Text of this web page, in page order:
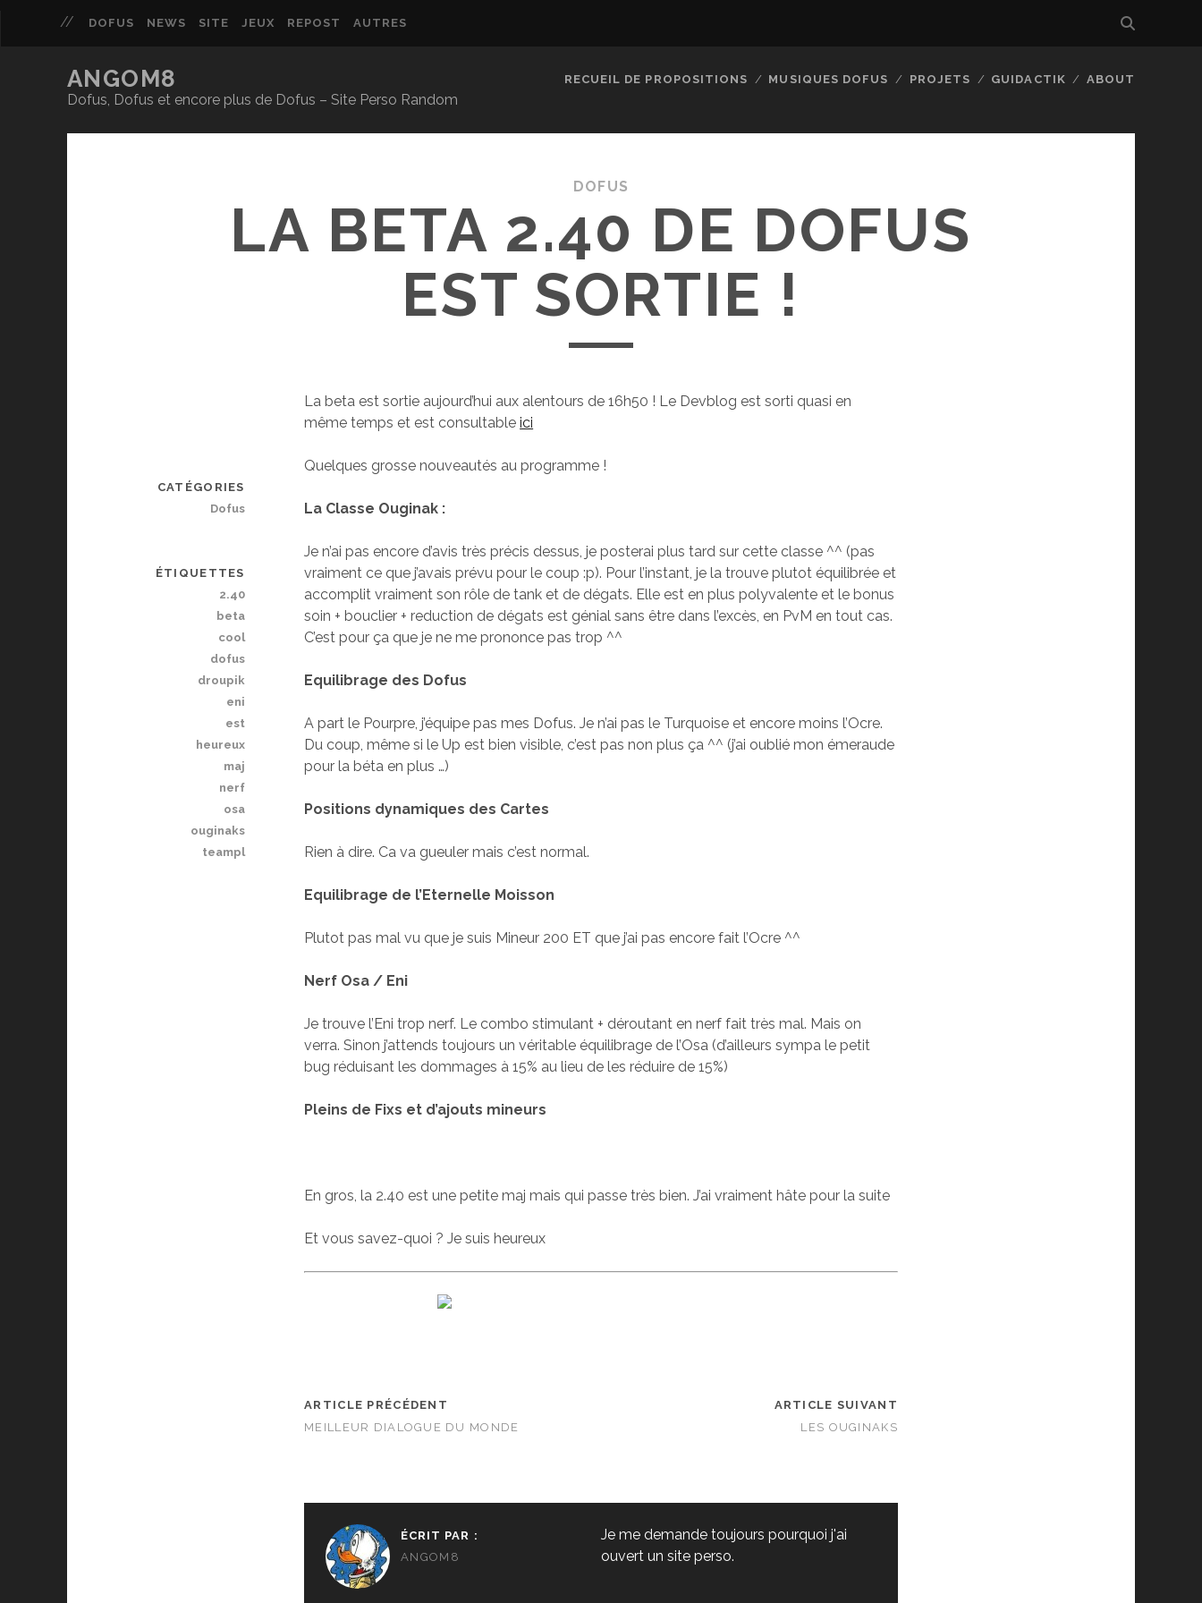
DOFUS NEWS SITE JEUX REPOST AUTRES
ANGOM8
Dofus, Dofus et encore plus de Dofus – Site Perso Random
RECUEIL DE PROPOSITIONS MUSIQUES DOFUS PROJETS GUIDACTIK ABOUT
DOFUS
LA BETA 2.40 DE DOFUS
EST SORTIE !
La beta est sortie aujourd’hui aux alentours de 16h50 ! Le Devblog est sorti quasi en
même temps et est consultableici
Quelques grosse nouveautés au programme !
La Classe Ouginak :
Je n’ai pas encore d’avis très précis dessus, je posterai plus tard sur cette classe ^^ (pas
vraiment ce que j’avais prévu pour le coup :p). Pour l’instant, je la trouve plutot équilibrée et
accomplit vraiment son rôle de tank et de dégats. Elle est en plus polyvalente et le bonus
soin + bouclier + reduction de dégats est génial sans être dans l’excès, en PvM en tout cas.
C’est pour ça que je ne me prononce pas trop ^^
Equilibrage des Dofus
A part le Pourpre, j’équipe pas mes Dofus. Je n’ai pas le Turquoise et encore moins l’Ocre.
Du coup, même si le Up est bien visible, c’est pas non plus ça ^^ (j’ai oublié mon émeraude
pour la béta en plus …)
Positions dynamiques des Cartes
Rien à dire. Ca va gueuler mais c’est normal.
Equilibrage de l’Eternelle Moisson
Plutot pas mal vu que je suis Mineur 200 ET que j’ai pas encore fait l’Ocre ^^
Nerf Osa / Eni
Je trouve l’Eni trop nerf. Le combo stimulant + déroutant en nerf fait très mal. Mais on
verra. Sinon j’attends toujours un véritable équilibrage de l’Osa (d’ailleurs sympa le petit
bug réduisant les dommages à 15% au lieu de les réduire de 15%)
Pleins de Fixs et d’ajouts mineurs
En gros, la 2.40 est une petite maj mais qui passe très bien. J’ai vraiment hâte pour la suite
Et vous savez-quoi ? Je suis heureux
ARTICLE PRÉCÉDENT
MEILLEUR DIALOGUE DU MONDE
ARTICLE SUIVANT
LES OUGINAKS
CATÉGORIES
Dofus
ÉTIQUETTES
2.40
beta
cool
dofus
droupik
eni
est
heureux
maj
nerf
osa
ouginaks
teampl
ÉCRIT PAR :
ANGOM8
Je me demande toujours pourquoi j'ai
ouvert un site perso.